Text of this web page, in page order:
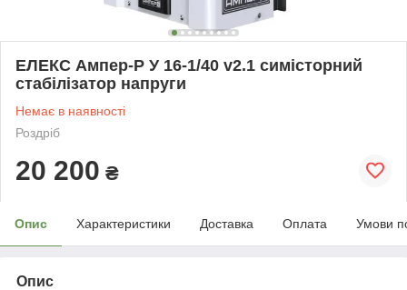
ЕЛЕКС Ампер-Р У 16-1/40 v2.1 симісторний
стабілізатор напруги
Немає в наявності
Роздріб
20 200 ₴
Опис Характеристики Доставка Оплата Умови
Опис